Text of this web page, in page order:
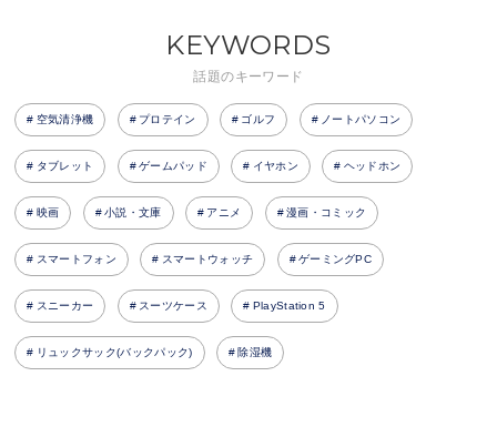
KEYWORDS
話題のキーワード
空気清浄機 プロテイン ゴルフ ノートパソコン
タブレット ゲームパッド イヤホン ヘッドホン
映画 小説・文庫 アニメ 漫画・コミック
スマートフォン スマートウォッチ ゲーミングPC
スニーカー スーツケース PlayStation 5
リュックサック(バックパック) 除湿機